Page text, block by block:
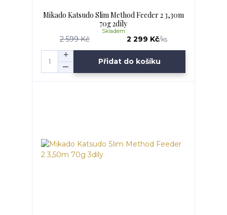
Mikado Katsudo Slim Method Feeder 2 3,30m
70g 2díly
2 599 Kč 2 299 Kč/ks
Skladem
Přidat do košíku